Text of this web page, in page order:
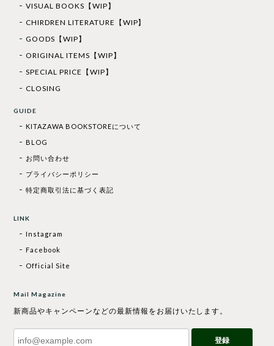
VISUAL BOOKS【WIP】
CHIRDREN LITERATURE【WIP】
GOODS【WIP】
ORIGINAL ITEMS【WIP】
SPECIAL PRICE【WIP】
CLOSING
GUIDE
KITAZAWA BOOKSTOREについて
BLOG
お問い合わせ
プライバシーポリシー
特定商取引法に基づく表記
LINK
Instagram
Facebook
Official Site
Mail Magazine
新商品やキャンペーンなどの最新情報をお届けいたします。
登録